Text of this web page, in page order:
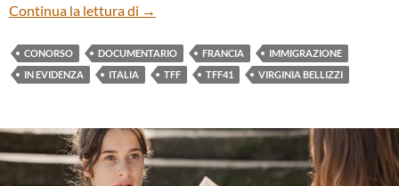
Continua la lettura di “OLTRE LA VALLE” DI VIRGINIA
→
CONORSO DOCUMENTARIO FRANCIA
IMMIGRAZIONE
IN EVIDENZA
ITALIA TFF TFF41 VIRGINIA BELLIZZI